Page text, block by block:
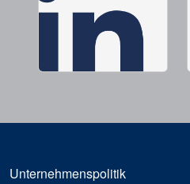
Unternehmenspolitik